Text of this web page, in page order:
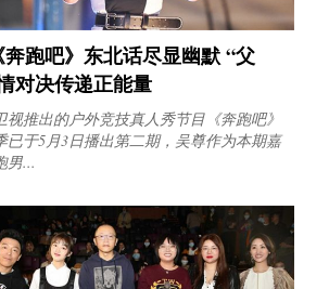
跑吧》东北话尽显幽默 “父
对决传递正能量
视推出的户外竞技真人秀节目《奔跑吧》
已于5月3日播出第二期，吴尊作为本期嘉
男...